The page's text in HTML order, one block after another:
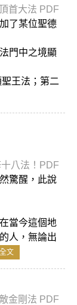
首大法 PDF
了某位聖德
門中之境顯
王法；第二
八法！PDF
驚醒，此說
當今這個地
人，無論出
文
金剛法 PDF